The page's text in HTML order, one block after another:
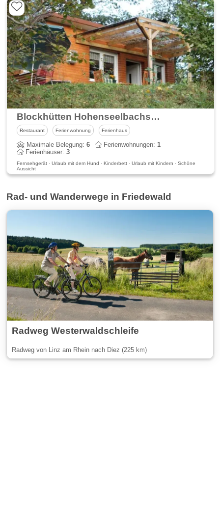
Blockhütten Hohenseelbachskopf
Restaurant Ferienwohnung Ferienhaus
Maximale Belegung:6 Ferienwohnungen:1
Ferienhäuser:3
Fernsehgerät · Urlaub mit dem Hund · Kinderbett · Urlaub mit Kindern · Schöne
Aussicht
Rad- und Wanderwege in Friedewald
Radweg Westerwaldschleife
Radweg von Linz am Rhein nach Diez (225 km)